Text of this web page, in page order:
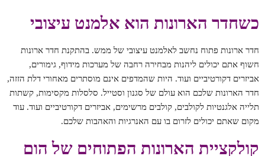
כשחדר הארונות הוא אלמנט עיצובי
חדר ארונות פתוח נחשב לאלמנט עיצובי של ממש. בהתקנת חדר ארונות
חשוף אתם יכולים ליהנות מבחירה רחבה של מערכות מידוף, גימורים,
אביזרים דקורטיביים ועוד. היות שהמדפים אינם מוסתרים מאחורי דלת הזזה,
חדר הארונות שלכם הוא עולם של סגנון וסטייל. סלסלות מקסימות, קשתות
תלייה אלגנטיות לקולבים, קולבים מרשימים, אביזרים דקורטיביים ועוד. עוד
מקום שאתם יכולים לזרום בו עם האנרגיות והאהבות שלכם.
קולקציית הארונות הפתוחים של הום